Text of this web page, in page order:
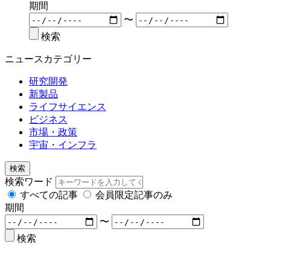
期間
〜
検索
ニュースカテゴリー
研究開発
新製品
ライフサイエンス
ビジネス
市場・政策
宇宙・インフラ
検索
検索ワード
すべての記事
会員限定記事のみ
期間
〜
検索